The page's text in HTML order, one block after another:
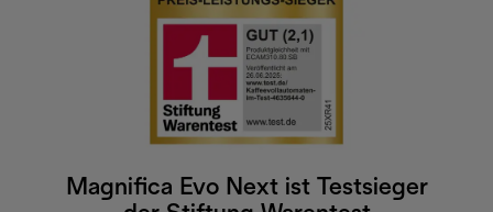
Magnifica Evo Next ist Testsieger